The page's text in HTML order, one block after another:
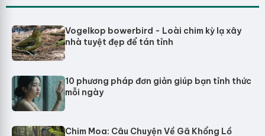
Vogelkop bowerbird - Loài chim kỳ lạ xây
nhà tuyệt đẹp để tán tỉnh
10 phương pháp đơn giản giúp bạn tỉnh thức
mỗi ngày
Chim Moa: Câu Chuyện Về Gã Khổng Lồ